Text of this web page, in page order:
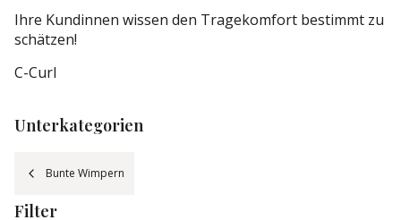
Ihre Kundinnen wissen den Tragekomfort bestimmt zu
schätzen!
C-Curl
Unterkategorien
Bunte Wimpern
Filter